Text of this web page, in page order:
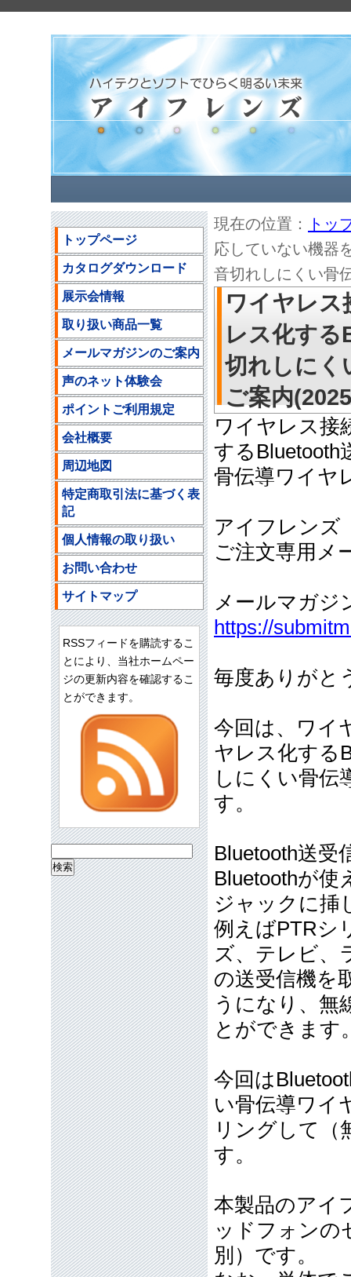
現在の位置：
トッ
応していない機器
音切れしにくい骨
ワイヤレス
レス化す
切れしにく
ご案内
ワイヤレス接
するBluetooth
骨伝導ワイヤ
アイフレン
ご注文専用メ
メールマガジ
https://
毎度ありがと
今回は、ワイ
ヤレス化する
しにくい骨伝
す。
Bluetooth送受
Bluetoothが使
ジャックに挿
例えばPTRシ
ズ、テレビ、
の送受信機を
うになり、無
とができます
今回は
い骨伝導ワイ
リングして（
す。
本製品のアイ
ッドフォンの
別）です。
トップページ
カタログダウンロード
展示会情報
取り扱い商品一覧
メールマガジンのご案内
声のネット体験会
ポイントご利用規定
会社概要
周辺地図
特定商取引法に基づく表
記
個人情報の取り扱い
お問い合わせ
サイトマップ
RSSフィードを購読するこ
とにより、当社ホームペー
ジの更新内容を確認するこ
とができます。
索: